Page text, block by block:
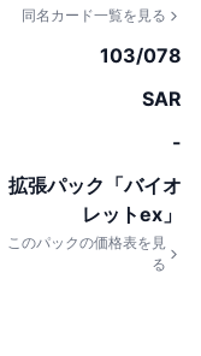
同名カード一覧を見る
103/078
SAR
-
拡張パック「バイオ
レットex」
このパックの価格表を見
る